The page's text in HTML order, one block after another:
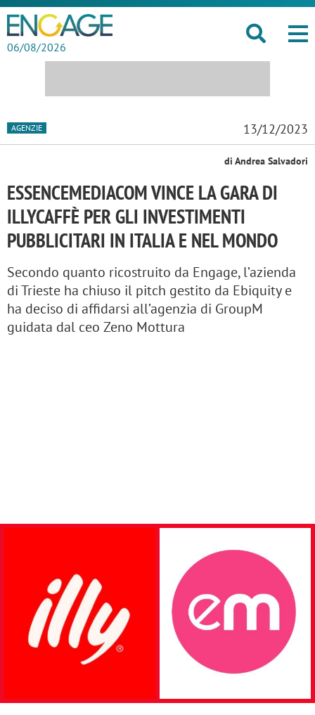
06/08/2026
AGENZIE 13/12/2023
di Andrea Salvadori
ESSENCEMEDIACOM VINCE LA GARA DI
ILLYCAFFÈ PER GLI INVESTIMENTI
PUBBLICITARI IN ITALIA E NEL MONDO
Secondo quanto ricostruito da Engage, l’azienda
di Trieste ha chiuso il pitch gestito da Ebiquity e
ha deciso di affidarsi all’agenzia di GroupM
guidata dal ceo Zeno Mottura